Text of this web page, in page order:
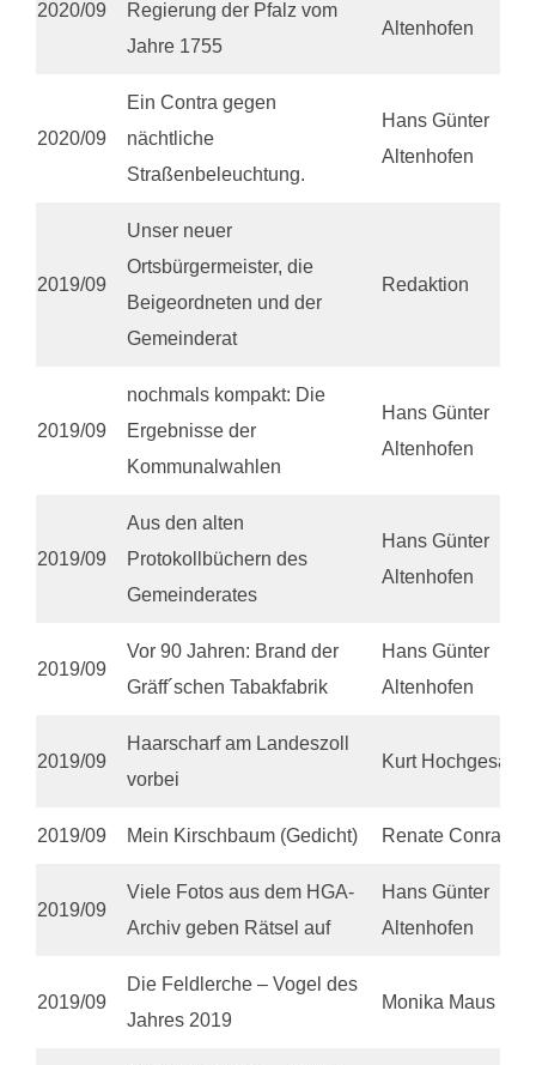
2020/09
Regierung der Pfalz vom
Jahre 1755
Altenhofen
2020/09
Ein Contra gegen
nächtliche
Straßenbeleuchtung.
Hans Günter
Altenhofen
2019/09
Unser neuer
Ortsbürgermeister, die
Beigeordneten und der
Gemeinderat
Redaktion
2019/09
nochmals kompakt: Die
Ergebnisse der
Kommunalwahlen
Hans Günter
Altenhofen
2019/09
Aus den alten
Protokollbüchern des
Gemeinderates
Hans Günter
Altenhofen
2019/09
Vor 90 Jahren: Brand der
Gräff´schen Tabakfabrik
Hans Günter
Altenhofen
2019/09
Haarscharf am Landeszoll
vorbei
Kurt Hochgesand
2019/09 Mein Kirschbaum (Gedicht) Renate Conrad
2019/09
Viele Fotos aus dem HGA-
Archiv geben Rätsel auf
Hans Günter
Altenhofen
2019/09
Die Feldlerche – Vogel des
Jahres 2019
Monika Maus